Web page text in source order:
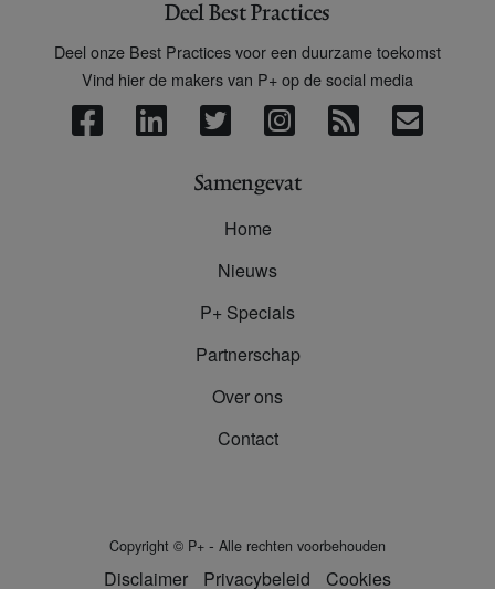
Deel Best Practices
Deel onze Best Practices voor een duurzame toekomst
Vind hier de makers van P+ op de social media
Samengevat
Home
Nieuws
P+ Specials
Partnerschap
Over ons
Contact
Copyright © P+ - Alle rechten voorbehouden
Disclaimer Privacybeleid Cookies